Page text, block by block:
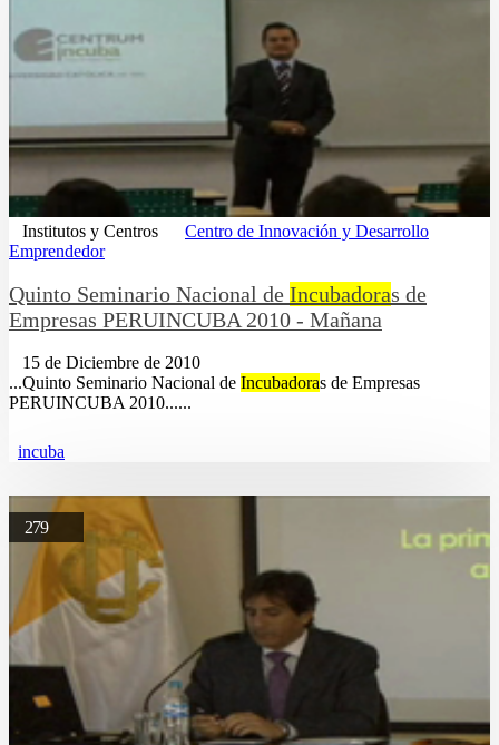
Institutos y Centros
Centro de Innovación y Desarrollo
Emprendedor
Quinto Seminario Nacional de Incubadoras de
Empresas PERUINCUBA 2010 - Mañana
15 de Diciembre de 2010
...Quinto Seminario Nacional de Incubadoras de Empresas
PERUINCUBA 2010......
incuba
279